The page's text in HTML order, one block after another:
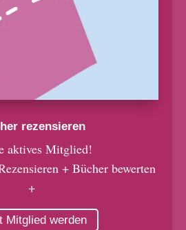
rezensieren
aktives Mitglied!
+ Bücher bewerten
+
Mitglied werden